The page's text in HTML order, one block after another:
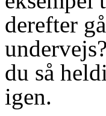
derefter
du så
igen.